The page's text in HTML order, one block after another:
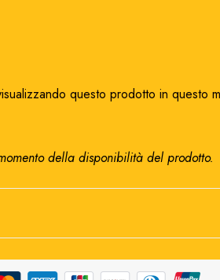
questo prodotto in questo
della disponibilità del prodotto.